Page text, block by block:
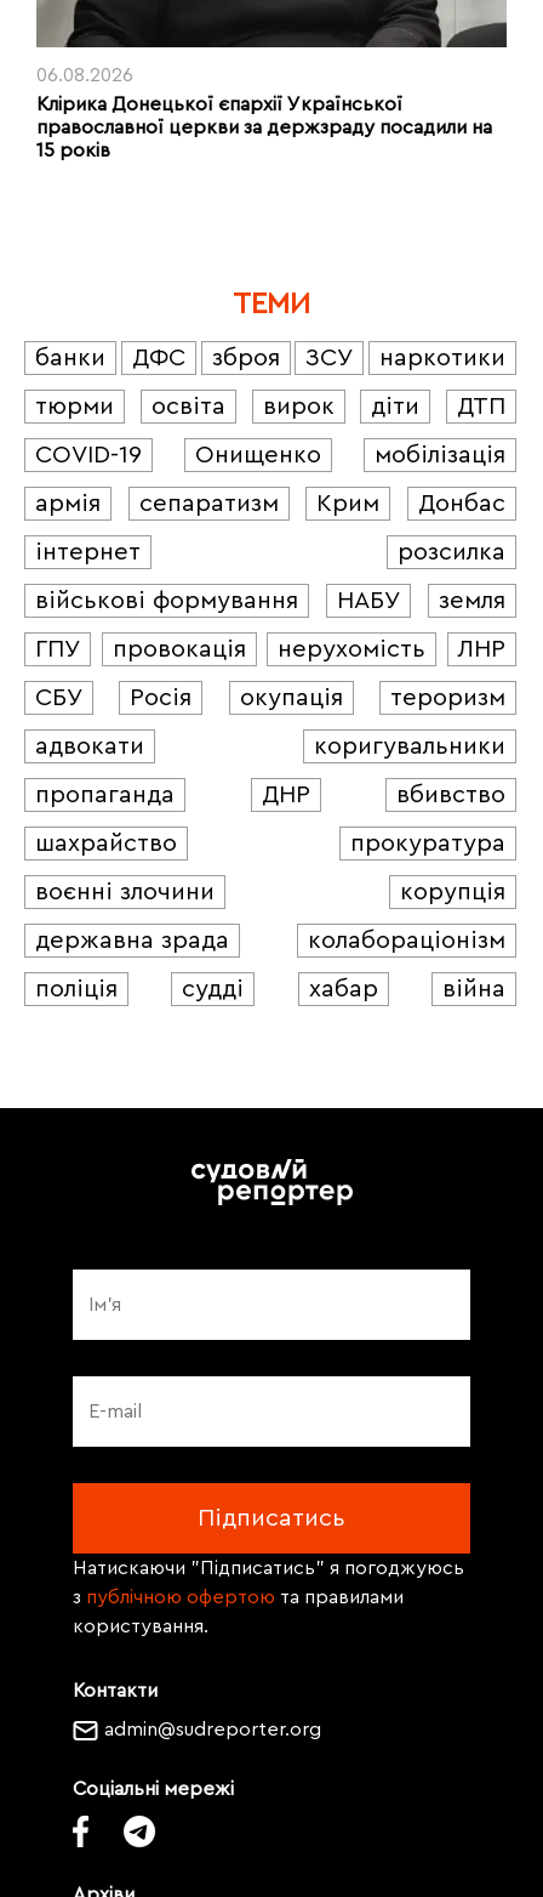
06.08.2026
Клірика Донецької єпархії Української
православної церкви за держзраду посадили на
15 років
ТЕМИ
банки ДФС зброя ЗСУ
наркотики
тюрми
освіта вирок діти
ДТП
COVID-19
Онищенко
мобілізація
армія
сепаратизм Крим
Донбас
інтернет
розсилка
військові формування
НАБУ
земля
ГПУ
провокація нерухомість
ЛНР
СБУ
Росія окупація
тероризм
адвокати
коригувальники
пропаганда
ДНР
вбивство
шахрайство
прокуратура
воєнні злочини
корупція
державна зрада
колабораціонізм
поліція
судді хабар війна
Контакти
admin@sudreporter.org
Соціальні мережі
Натискаючи "Підписатись" я погоджуюсь
з публічною офертою та правилами
користування.